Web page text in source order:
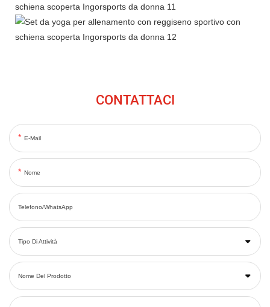
CONTATTACI
E-Mail
Nome
Telefono/WhatsApp
Tipo Di Attività
Nome Del Prodotto